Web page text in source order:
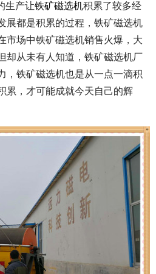
生产让铁矿磁选机积累了较多经
展都是积累的过程，铁矿磁选机
市场中铁矿磁选机销售火爆，大
却从未有人知道，铁矿磁选机厂
，铁矿磁选机也是从一点一滴积
累，才可能成就今天自己的辉